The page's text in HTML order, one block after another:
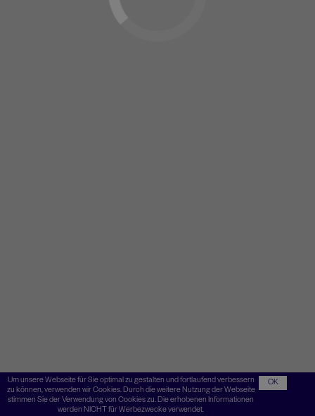
Um unsere Webseite für Sie optimal zu gestalten und fortlaufend verbessern
zu können, verwenden wir Cookies. Durch die weitere Nutzung der Webseite
stimmen Sie der Verwendung von Cookies zu. Die erhobenen Informationen
werden NICHT für Werbezwecke verwendet.
OK